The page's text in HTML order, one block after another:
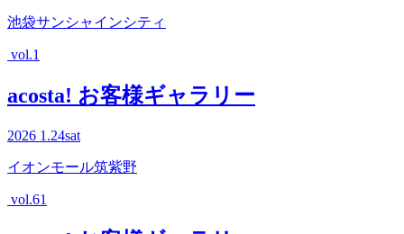
池袋サンシャインシティ
vol.1
acosta! お客様ギャラリー
2026 1.24sat
イオンモール筑紫野
vol.61